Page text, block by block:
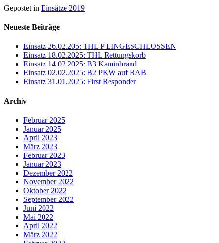
Gepostet in Einsätze 2019
Neueste Beiträge
Einsatz 26.02.205: THL P EINGESCHLOSSEN
Einsatz 18.02.2025: THL Rettungskorb
Einsatz 14.02.2025: B3 Kaminbrand
Einsatz 02.02.2025: B2 PKW auf BAB
Einsatz 31.01.2025: First Responder
Archiv
Februar 2025
Januar 2025
April 2023
März 2023
Februar 2023
Januar 2023
Dezember 2022
November 2022
Oktober 2022
September 2022
Juni 2022
Mai 2022
April 2022
März 2022